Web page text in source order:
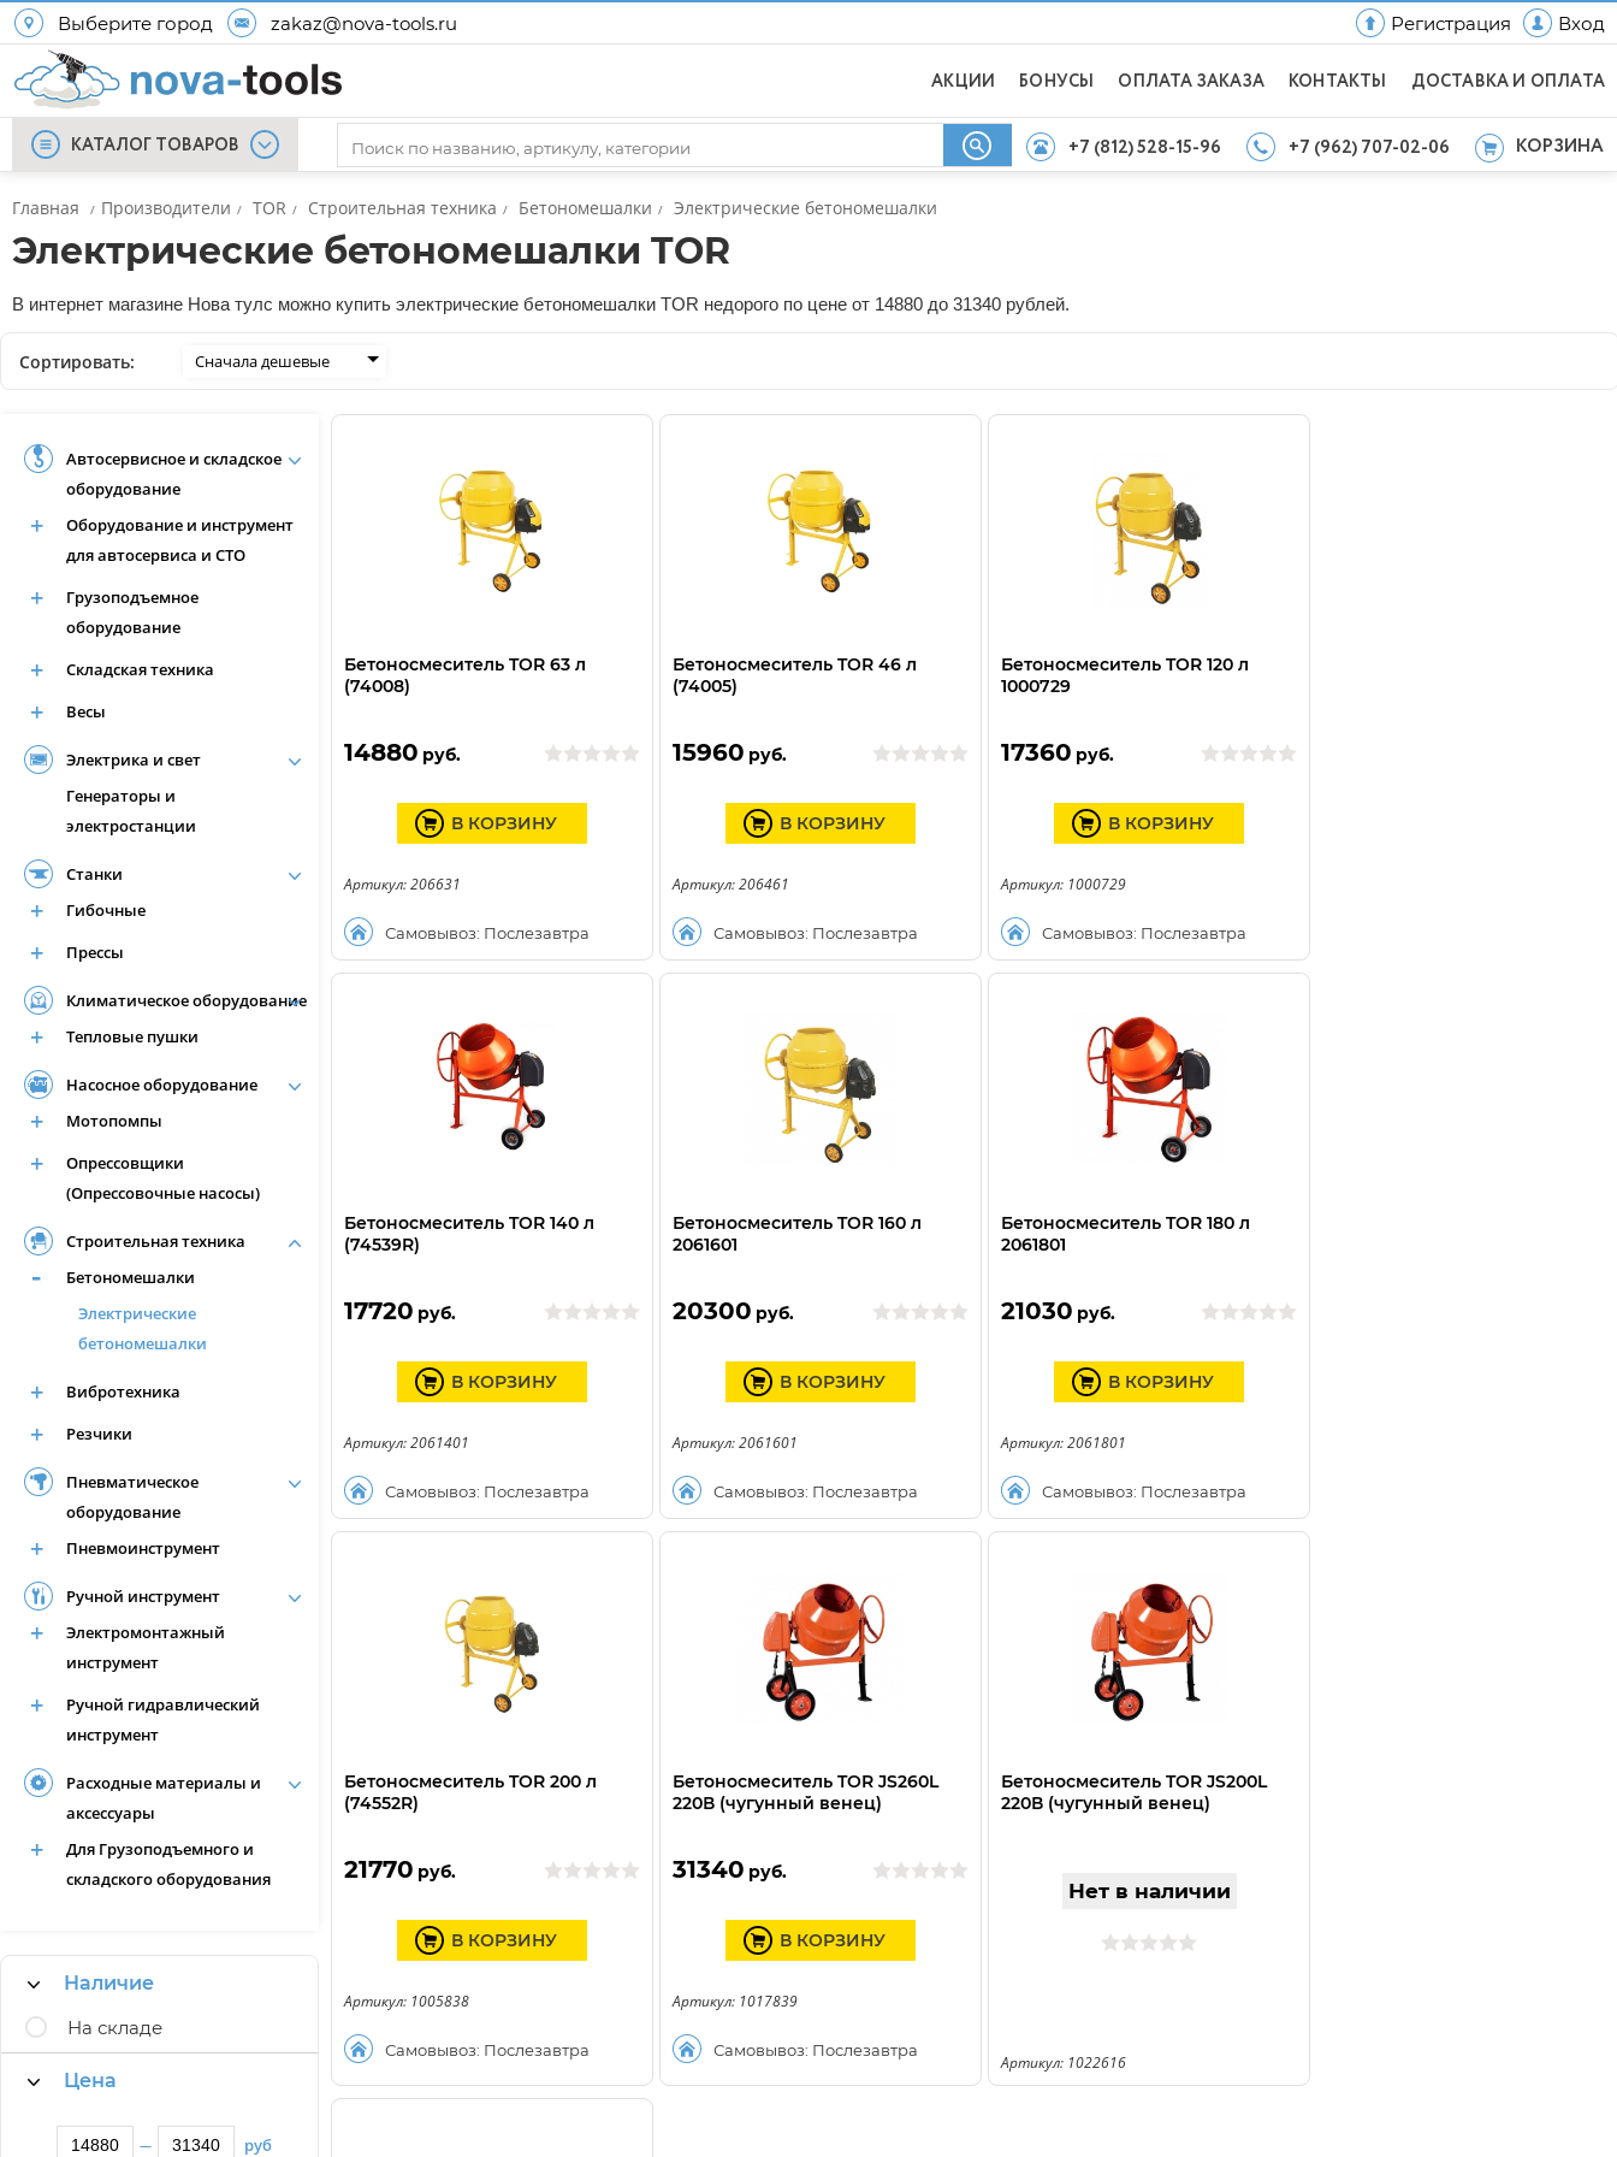
Выберите город zakaz@nova-tools.ru Регистрация Вход
АКЦИИ БОНУСЫ ОПЛАТА ЗАКАЗА КОНТАКТЫ ДОСТАВКА И ОПЛАТА
КАТАЛОГ ТОВАРОВ +7 (812) 528-15-96 +7 (962) 707-02-06 КОРЗИНА
Главная / Производители / TOR / Строительная техника / Бетономешалки / Электрические бетономешалки
Электрические бетономешалки TOR
В интернет магазине Нова тулс можно купить электрические бетономешалки TOR недорого по цене от 14880 до 31340 рублей.
Сортировать: Сначала дешевые
Автосервисное и складское
оборудование
Оборудование и инструмент
для автосервиса и СТО
Грузоподъемное
оборудование
Складская техника
Весы
Электрика и свет
Генераторы и
электростанции
Станки
Гибочные
Прессы
Климатическое оборудование
Тепловые пушки
Насосное оборудование
Мотопомпы
Опрессовщики
(Опрессовочные насосы)
Строительная техника
Бетономешалки
Электрические
бетономешалки
Вибротехника
Резчики
Пневматическое
оборудование
Пневмоинструмент
Ручной инструмент
Электромонтажный
инструмент
Ручной гидравлический
инструмент
Расходные материалы и
аксессуары
Для Грузоподъемного и
складского оборудования
Наличие
На складе
Цена
— руб
Бетоносмеситель TOR 63 л
(74008)
14880 руб.
Самовывоз: Послезавтра
В КОРЗИНУ
Артикул: 206631
Бетоносмеситель TOR 46 л
(74005)
15960 руб.
Самовывоз: Послезавтра
В КОРЗИНУ
Артикул: 206461
Бетоносмеситель TOR 120 л
1000729
17360 руб.
Самовывоз: Послезавтра
В КОРЗИНУ
Артикул: 1000729
Бетоносмеситель TOR 140 л
(74539R)
17720 руб.
Самовывоз: Послезавтра
В КОРЗИНУ
Артикул: 2061401
Бетоносмеситель TOR 160 л
2061601
20300 руб.
Самовывоз: Послезавтра
В КОРЗИНУ
Артикул: 2061601
Бетоносмеситель TOR 180 л
2061801
21030 руб.
Самовывоз: Послезавтра
В КОРЗИНУ
Артикул: 2061801
Бетоносмеситель TOR 200 л
(74552R)
21770 руб.
Самовывоз: Послезавтра
В КОРЗИНУ
Артикул: 1005838
Бетоносмеситель TOR JS260L
220В (чугунный венец)
31340 руб.
Самовывоз: Послезавтра
В КОРЗИНУ
Артикул: 1017839
Бетоносмеситель TOR JS200L
220В (чугунный венец)
Нет в наличии
Артикул: 1022616